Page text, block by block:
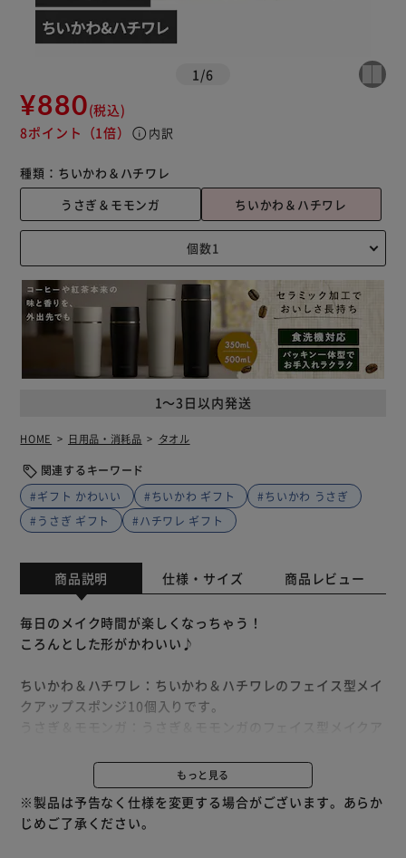
1 /6
¥880(税込)
8ポイント （1倍） info 内訳
種類： ちいかわ＆ハチワレ
うさぎ＆モモンガ
ちいかわ＆ハチワレ
1～3日以内発送
HOME 日用品・消耗品 タオル
関連するキーワード
#ギフト かわいい
#ちいかわ ギフト
#ちいかわ うさぎ
#うさぎ ギフト
#ハチワレ ギフト
商品説明 仕様・サイズ 商品レビュー
毎日のメイク時間が楽しくなっちゃう！
ころんとした形がかわいい♪
ちいかわ＆ハチワレ：ちいかわ＆ハチワレのフェイス型メイ
クアップスポンジ10個入りです。
・肌あたりがやわらかく、負担をかけにくいので目元などデ
リケートな場所にもお使い頂けます。
・スポンジのカーブが細かい所にもフィットするので、チー
もっと見る
※製品は予告なく仕様を変更する場合がございます。あらか
じめご了承ください。